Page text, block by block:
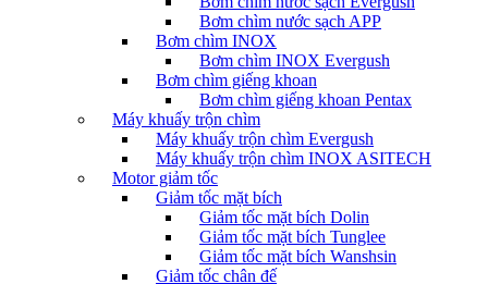
Bơm chìm nước sạch APP
Bơm chìm INOX
Bơm chìm INOX Evergush
Bơm chìm giếng khoan
Bơm chìm giếng khoan Pentax
Máy khuấy trộn chìm
Máy khuấy trộn chìm Evergush
Máy khuấy trộn chìm INOX ASITECH
Motor giảm tốc
Giảm tốc mặt bích
Giảm tốc mặt bích Dolin
Giảm tốc mặt bích Tunglee
Giảm tốc mặt bích Wanshsin
Giảm tốc chân đế